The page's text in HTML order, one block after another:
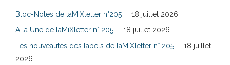
Bloc-Notes de laMiXletter n°205
18 juillet 2026
A la Une de laMiXletter n° 205
18 juillet 2026
Les nouveautés des labels de laMiXletter n° 205
18 juillet
2026